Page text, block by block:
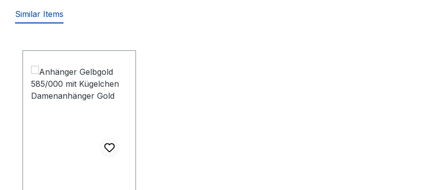
Similar Items